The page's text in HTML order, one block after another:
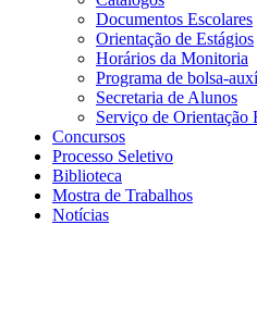
Documentos Escolares
Orientação de Estágios
Horários da Monitoria
Programa de bolsa-
Secretaria de Alunos
Serviço de Orientação
Concursos
Processo Seletivo
Biblioteca
Mostra de Trabalhos
Notícias